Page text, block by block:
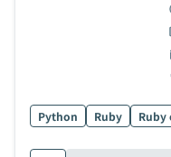
Python Ruby Ruby